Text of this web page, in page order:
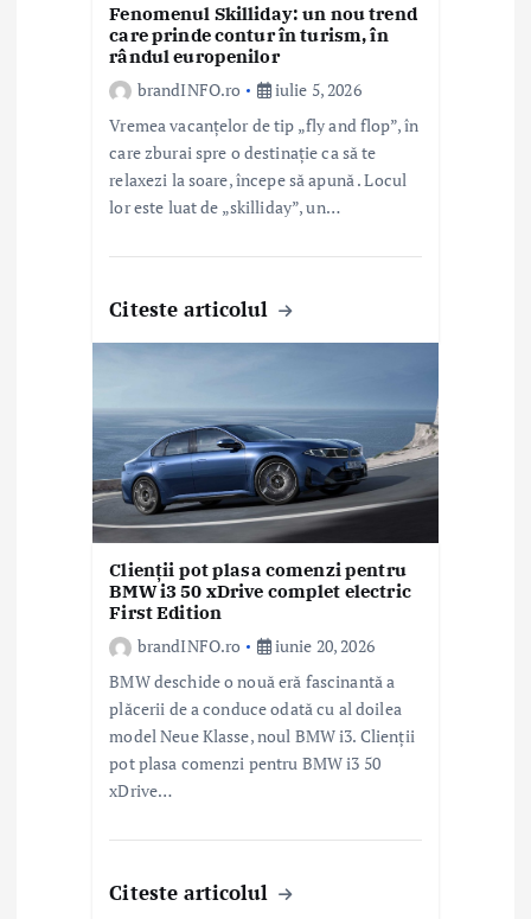
Fenomenul Skilliday: un nou trend
care prinde contur în turism, în
rândul europenilor
brandINFO.ro
iulie 5, 2026
Vremea vacanțelor de tip „fly and flop”, în
care zburai spre o destinație ca să te
relaxezi la soare, începe să apună . Locul
lor este luat de „skilliday”, un…
Citeste articolul
Clienții pot plasa comenzi pentru
BMW i3 50 xDrive complet electric
First Edition
brandINFO.ro
iunie 20, 2026
BMW deschide o nouă eră fascinantă a
plăcerii de a conduce odată cu al doilea
model Neue Klasse, noul BMW i3. Clienții
pot plasa comenzi pentru BMW i3 50
xDrive…
Citeste articolul